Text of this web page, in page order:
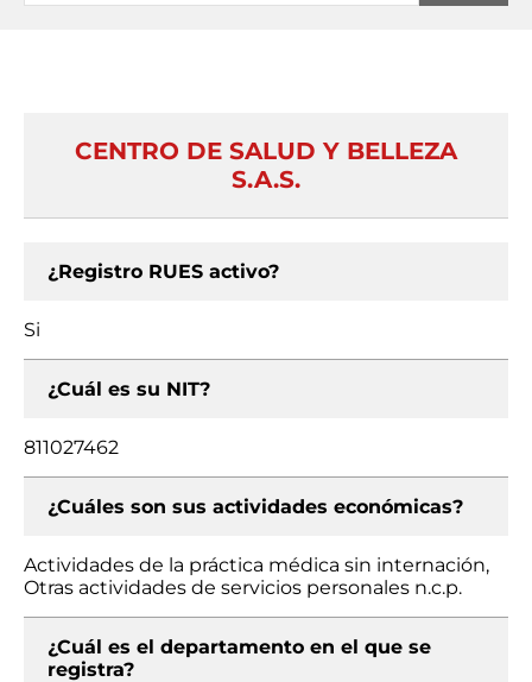
CENTRO DE SALUD Y BELLEZA
S.A.S.
¿Registro RUES activo?
Si
¿Cuál es su NIT?
811027462
¿Cuáles son sus actividades económicas?
Actividades de la práctica médica sin internación,
Otras actividades de servicios personales n.c.p.
¿Cuál es el departamento en el que se
registra?